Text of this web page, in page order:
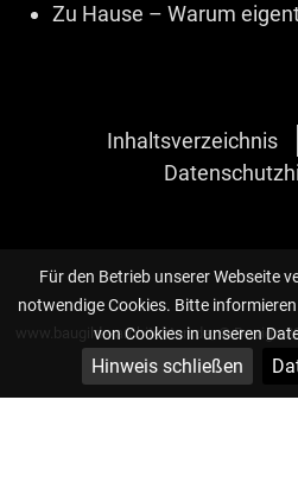
Für den Betrieb unserer Webseite
notwendige Cookies. Bitte
von Cookies in unseren
Hinweis schließen
Zu Hause – Warum
Inhaltsverzeichnis
www.baugilde-architekten.de, © Design